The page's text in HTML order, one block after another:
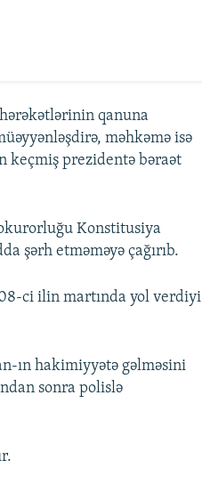
qanuna
məhkəmə isə
keçmiş prezidentə bəraət
Konstitusiya
şərh etməməyə çağırıb.
ci ilin martında yol verdiyi
ın hakimiyyətə gəlməsini
sonra polislə